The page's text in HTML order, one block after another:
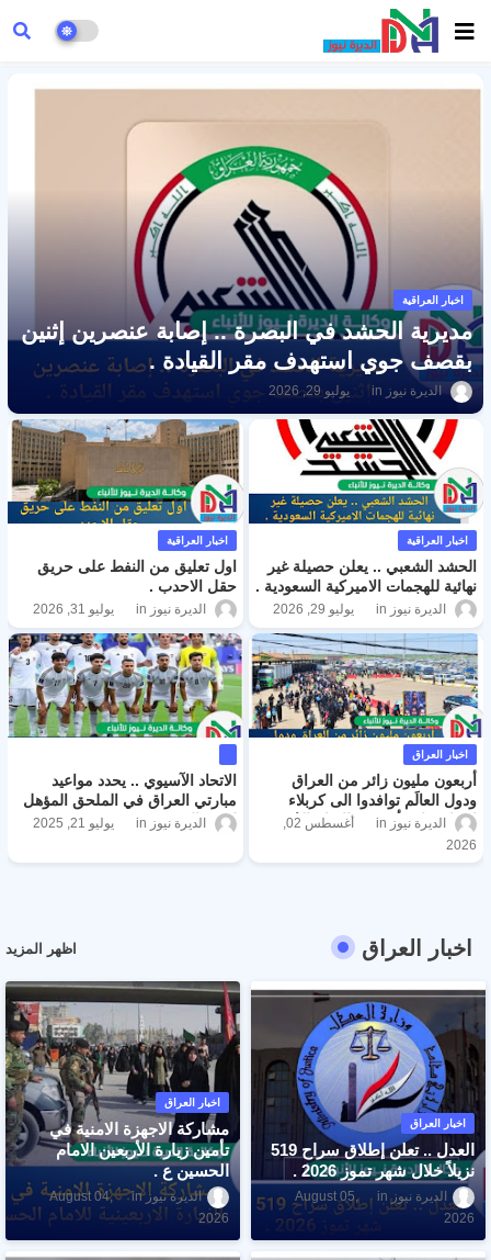
اخبار العراقية
مديرية الحشد في البصرة .. إصابة عنصرين إثنين
بقصف جوي استهدف مقر القيادة .
الديرة نيوز يوليو 29, 2026
اخبار العراقية
الحشد الشعبي .. يعلن حصيلة غير
نهائية للهجمات الاميركية السعودية .
الديرة نيوز يوليو 29, 2026
اخبار العراقية
اول تعليق من النفط على حريق
حقل الاحدب .
الديرة نيوز يوليو 31, 2026
اخبار العراق
أربعون مليون زائر من العراق
ودول العالَم توافدوا الى كربلاء
لإحياء زيارة أربعينية الإمام الحُسين
عليه السلام .
الديرة نيوز
أغسطس 02,
2026
الاتحاد الآسيوي .. يحدد مواعيد
مبارتي العراق في الملحق المؤهل
لمونديال 2026 .الديرة نيوز يوليو 21, 2025
اخبار العراق اظهر المزيد
اخبار العراق
العدل .. تعلن إطلاق سراح 519
نزيلاً خلال شهر تموز 2026 .
الديرة نيوز
August 05,
2026
اخبار العراق
مشاركة الاجهزة الامنية في
تأمين زيارة الأربعين الامام
الحسين ع .
الديرة نيوز
August 04,
2026